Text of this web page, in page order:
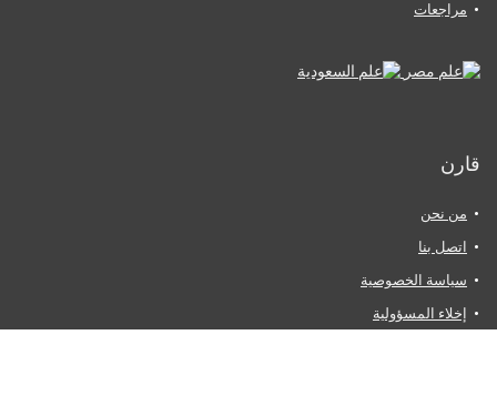
مراجعات
قارن
من نحن
اتصل بنا
سياسة الخصوصية
إخلاء المسؤولية